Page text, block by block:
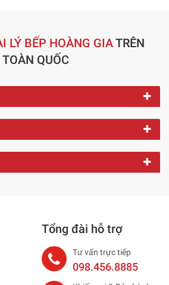
LÝ BẾP HOÀNG GIATRÊN
TOÀN QUỐC
Tổng đài hỗ trợ
Tư vấn trực tiếp
098.456.8885